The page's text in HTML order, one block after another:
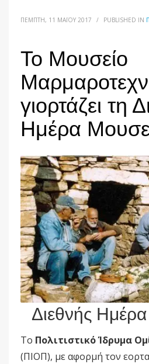
ΠΈΜΠΤΗ, 11 ΜΑΪ́ΟΥ 2017 / PUBLISHED IN
Το Μουσείο
γιορτάζει τη
Ημέρα
Διεθνής
Το Πολιτιστικό Ίδρυμα
(ΠΙΟΠ), με αφορμή τον